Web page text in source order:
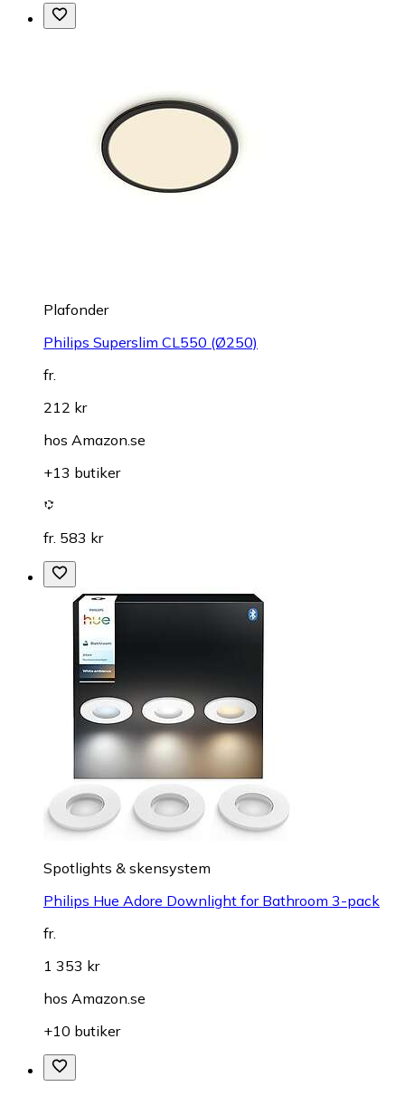
Plafonder
Philips Superslim CL550 (Ø250)
fr.
212 kr
hos Amazon.se
+13 butiker
fr. 583 kr
Spotlights & skensystem
Philips Hue Adore Downlight for Bathroom 3-pack
fr.
1 353 kr
hos Amazon.se
+10 butiker